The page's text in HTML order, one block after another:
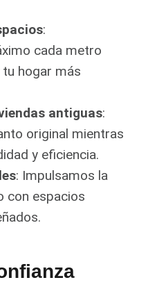
:
cada metro
hogar más
antiguas:
original mientras
y eficiencia.
: Impulsamos la
con espacios